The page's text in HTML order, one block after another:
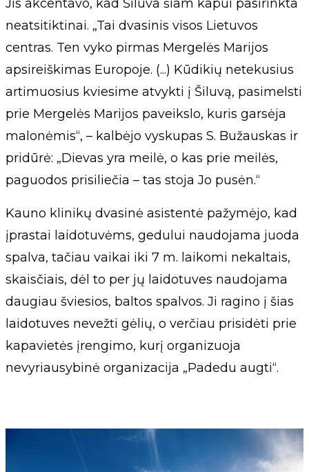
Jis akcentavo, kad Šiluva šiam kapui pasirinkta
neatsitiktinai. „Tai dvasinis visos Lietuvos
centras. Ten vyko pirmas Mergelės Marijos
apsireiškimas Europoje. (...) Kūdikių netekusius
artimuosius kviesime atvykti į Šiluvą, pasimelsti
prie Mergelės Marijos paveikslo, kuris garsėja
malonėmis“, – kalbėjo vyskupas S. Bužauskas ir
pridūrė: „Dievas yra meilė, o kas prie meilės,
paguodos prisiliečia – tas stoja Jo pusėn.“
Kauno klinikų dvasinė asistentė pažymėjo, kad
įprastai laidotuvėms, gedului naudojama juoda
spalva, tačiau vaikai iki 7 m. laikomi nekaltais,
skaisčiais, dėl to per jų laidotuves naudojama
daugiau šviesios, baltos spalvos. Ji ragino į šias
laidotuves nevežti gėlių, o verčiau prisidėti prie
kapavietės įrengimo, kurį organizuoja
nevyriausybinė organizacija „Padedu augti“.